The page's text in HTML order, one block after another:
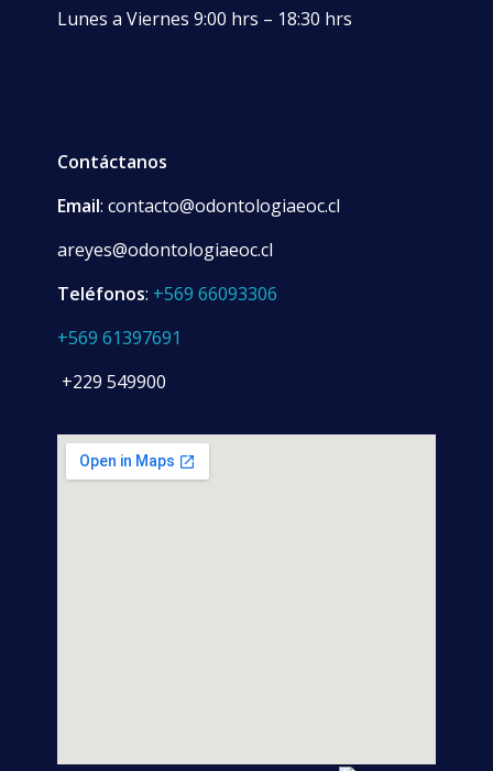
Lunes a Viernes 9:00 hrs – 18:30 hrs
Contáctanos
Email: contacto@odontologiaeoc.cl
areyes@odontologiaeoc.cl
Teléfonos: +569 66093306
+569 61397691
+229 549900